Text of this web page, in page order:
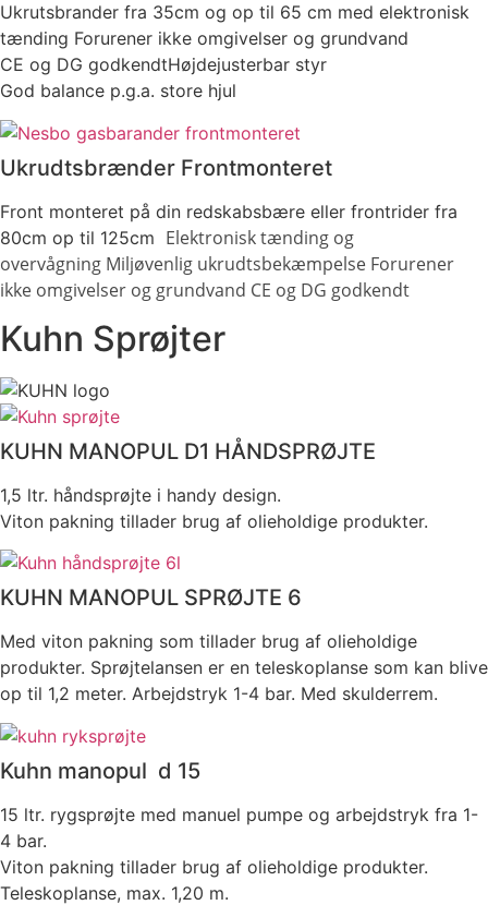
Ukrutsbrander fra 35cm og op til 65 cm med elektronisk
tænding Forurener ikke omgivelser og grundvand
CE og DG godkendtHøjdejusterbar styr
God balance p.g.a. store hjul
Ukrudtsbrænder Frontmonteret
Front monteret på din redskabsbære eller frontrider fra
80cm op til 125cm Elektronisk tænding og
overvågning Miljøvenlig ukrudtsbekæmpelse Forurener
ikke omgivelser og grundvand CE og DG godkendt
Kuhn Sprøjter
KUHN MANOPUL D1 HÅNDSPRØJTE
1,5 ltr. håndsprøjte i handy design.
Viton pakning tillader brug af olieholdige produkter.
KUHN MANOPUL SPRØJTE 6
Med viton pakning som tillader brug af olieholdige
produkter. Sprøjtelansen er en teleskoplanse som kan blive
op til 1,2 meter. Arbejdstryk 1-4 bar. Med skulderrem.
Kuhn manopul d 15
15 ltr. rygsprøjte med manuel pumpe og arbejds­tryk fra 1-
4 bar.
Viton pak­ning tillader brug af olieholdige produkter.
Teleskoplanse, max. 1,20 m.